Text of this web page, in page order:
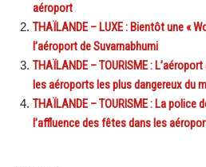
aéroport
THAÏLANDE – LUXE : Bientôt une «
l’aéroport de Suvarnabhumi
THAÏLANDE – TOURISME :
les aéroports les plus dangereux du
THAÏLANDE – TOURISME : La police
l’affluence des fêtes dans les